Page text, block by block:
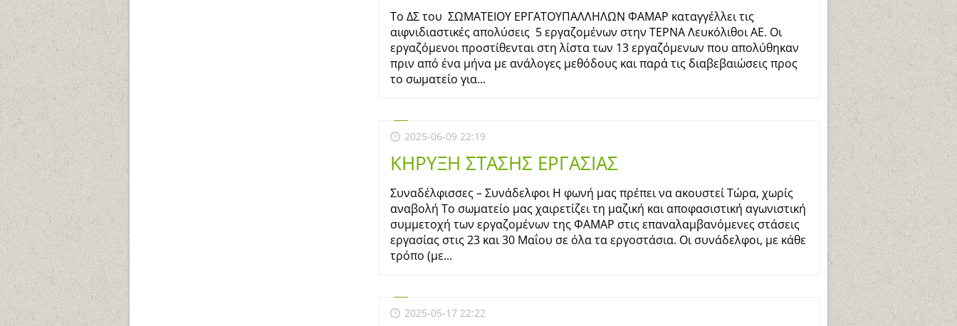
Το ΔΣ του ΣΩΜΑΤΕΙΟΥ ΕΡΓΑΤΟΥΠΑΛΛΗΛΩΝ ΦΑΜΑΡ καταγγέλλει τις
αιφνιδιαστικές απολύσεις 5 εργαζομένων στην ΤΕΡΝΑ Λευκόλιθοι ΑΕ. Οι
εργαζόμενοι προστίθενται στη λίστα των 13 εργαζόμενων που απολύθηκαν
πριν από ένα μήνα με ανάλογες μεθόδους και παρά τις διαβεβαιώσεις προς
το σωματείο για...
2025-06-09 22:19
ΚΗΡΥΞΗ ΣΤΑΣΗΣ ΕΡΓΑΣΙΑΣ
Συναδέλφισσες – Συνάδελφοι Η φωνή μας πρέπει να ακουστεί Τώρα, χωρίς
αναβολή Το σωματείο μας χαιρετίζει τη μαζική και αποφασιστική αγωνιστική
συμμετοχή των εργαζομένων της ΦΑΜΑΡ στις επαναλαμβανόμενες στάσεις
εργασίας στις 23 και 30 Μαΐου σε όλα τα εργοστάσια. Οι συνάδελφοι, με κάθε
τρόπο (με...
2025-05-17 22:22